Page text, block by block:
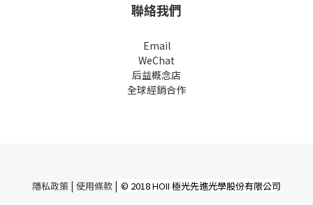
聯絡我們
Email
WeChat
后益概念店
全球經銷合作
隱私政策 | 使用條款 | © 2018 HOII 極光先進光學股份有限公司